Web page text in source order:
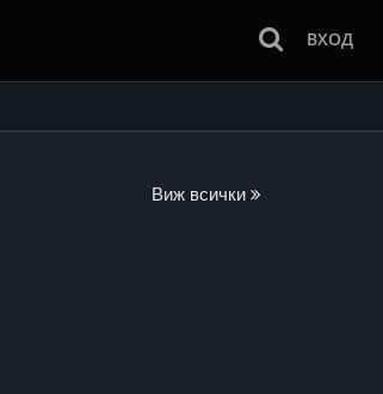
ВХОД
Виж всички